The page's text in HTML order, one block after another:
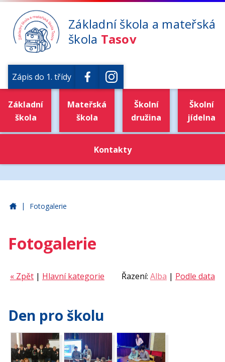
Základní škola a mateřská
škola Tasov
Zápis do 1. třídy
Základní
škola
Mateřská
škola
Školní
družina
Školní
jídelna
Kontakty
Základní škola a mateřská škola Tasov
| Fotogalerie
Fotogalerie
Řazení: Alba | Podle data
« Zpět | Hlavní kategorie
Den pro školu